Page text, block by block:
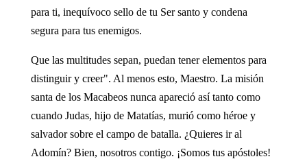
para ti, inequívoco sello de tu Ser santo y condena
segura para tus enemigos.
Que las multitudes sepan, puedan tener elementos para
distinguir y creer". Al menos esto, Maestro. La misión
santa de los Macabeos nunca apareció así tanto como
cuando Judas, hijo de Matatías, murió como héroe y
salvador sobre el campo de batalla. ¿Quieres ir al
Adomín? Bien, nosotros contigo. ¡Somos tus apóstoles!